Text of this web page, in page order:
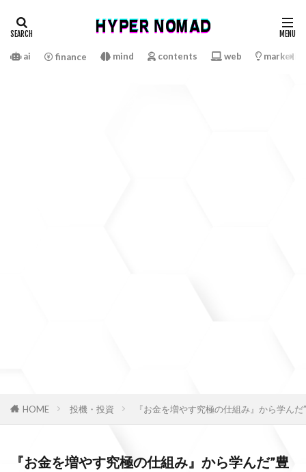
ai finance mind contents web
HOME 投機・投資 『お金を増やす究極の仕組み』から学ん
『お金を増やす究極の仕組み』から学んだ”豊